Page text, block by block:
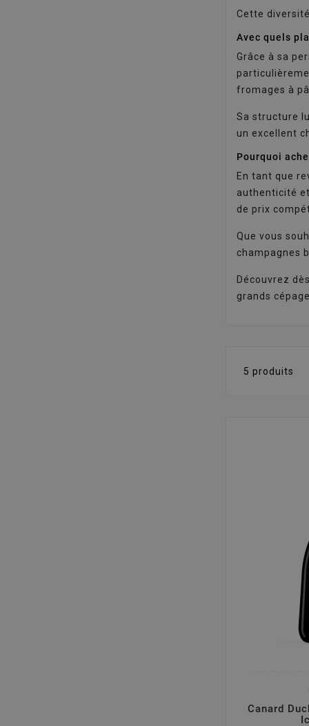
Cette
Avec quels
Grâce à sa
fromages à
Sa structure
un excellent
Pourquoi
En tant que
authenticité
de prix
Que vous
champagnes
Découvrez
grands
5 produits
Canard